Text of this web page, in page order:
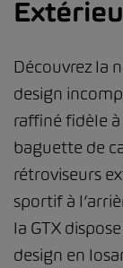
Découvrez la
design
raffiné fidèle à
baguette de
rétroviseurs
sportif à
la GTX
design en